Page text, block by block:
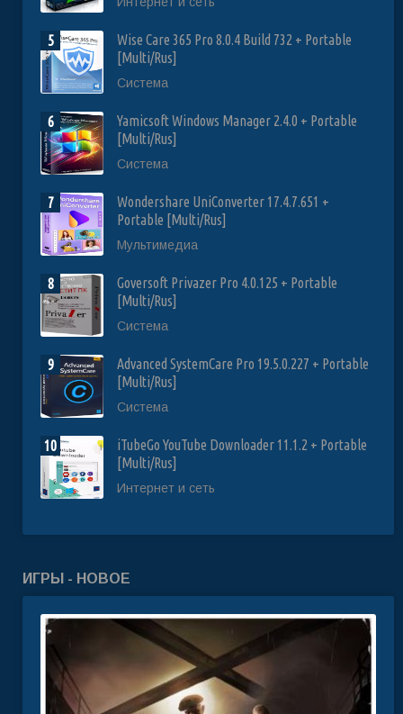
5
Wise Care 365 Pro 8.0.4 Build 732 + Portable
[Multi/Rus]
Система
6
Yamicsoft Windows Manager 2.4.0 + Portable
[Multi/Rus]
Система
7
Wondershare UniConverter 17.4.7.651 +
Portable [Multi/Rus]
Мультимедиа
8
Goversoft Privazer Pro 4.0.125 + Portable
[Multi/Rus]
Система
9
Advanced SystemCare Pro 19.5.0.227 + Portable
[Multi/Rus]
Система
10
iTubeGo YouTube Downloader 11.1.2 + Portable
[Multi/Rus]
Интернет и сеть
ИГРЫ - НОВОЕ